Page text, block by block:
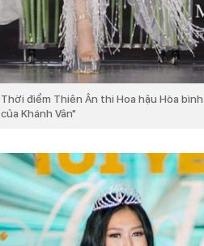
Thời điểm Thiên Ân thi Hoa hậu Hòa
của Khánh Vân"